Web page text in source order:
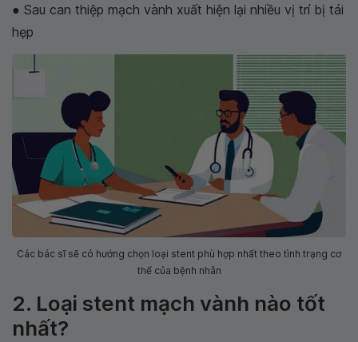
● Sau can thiệp mạch vành xuất hiện lại nhiều vị trí bị tái
hẹp
Các bác sĩ sẽ có hướng chọn loại stent phù hợp nhất theo tình trạng cơ
thể của bệnh nhân
2. Loại stent mạch vành nào tốt
nhất?